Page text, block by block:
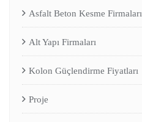
Asfalt Beton Kesme Firmaları
Alt Yapı Firmaları
Kolon Güçlendirme Fiyatları
Proje